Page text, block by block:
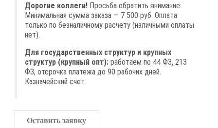
Дорогие коллеги! Просьба обратить внимание:
Минимальная сумма заказа — 7 500 руб. Оплата
только по безналичному расчету (наличными оплаты
нет).
Для государственных структур и крупных
структур (крупный опт): работаем по 44 ФЗ, 213
ФЗ, отсрочка платежа до 90 рабочих дней.
Казначейский счет.
Оставить заявку